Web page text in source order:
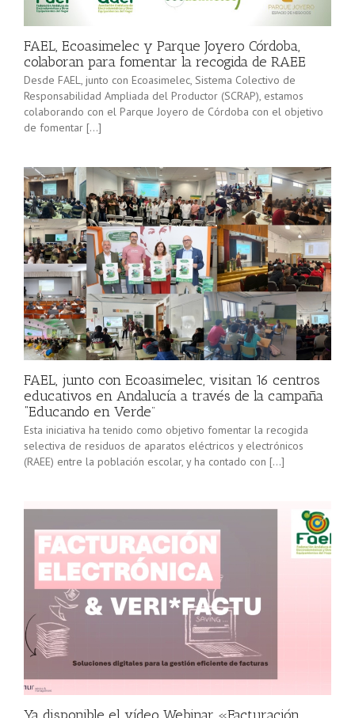
minorista”
(convocatoria
2025), pone
en marcha a
Sevilla junto
[…]
FAEL, Ecoasimelec y Parque Joyero Córdoba,
colaboran para fomentar la recogida de RAEE
Desde FAEL, junto con Ecoasimelec, Sistema Colectivo de
Responsabilidad Ampliada del Productor (SCRAP), estamos
colaborando con el Parque Joyero de Córdoba con el objetivo
de fomentar […]
FAEL, junto con Ecoasimelec, visitan 16 centros
educativos en Andalucía a través de la campaña
“Educando en Verde”
Esta iniciativa ha tenido como objetivo fomentar la recogida
selectiva de residuos de aparatos eléctricos y electrónicos
(RAEE) entre la población escolar, y ha contado con […]